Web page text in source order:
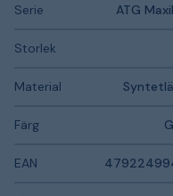
Serie ATG
Storlek
Material
Färg
EAN